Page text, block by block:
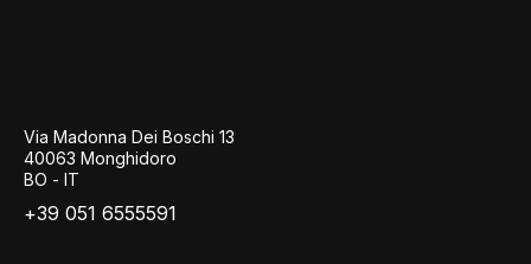
Via Madonna Dei Boschi 13
40063 Monghidoro
BO - IT
+39 051 6555591